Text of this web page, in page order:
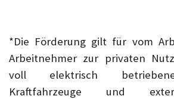
*Die Förderung gilt für vom
Arbeitnehmer zur privaten
voll elektrisch
Kraftfahrzeuge und